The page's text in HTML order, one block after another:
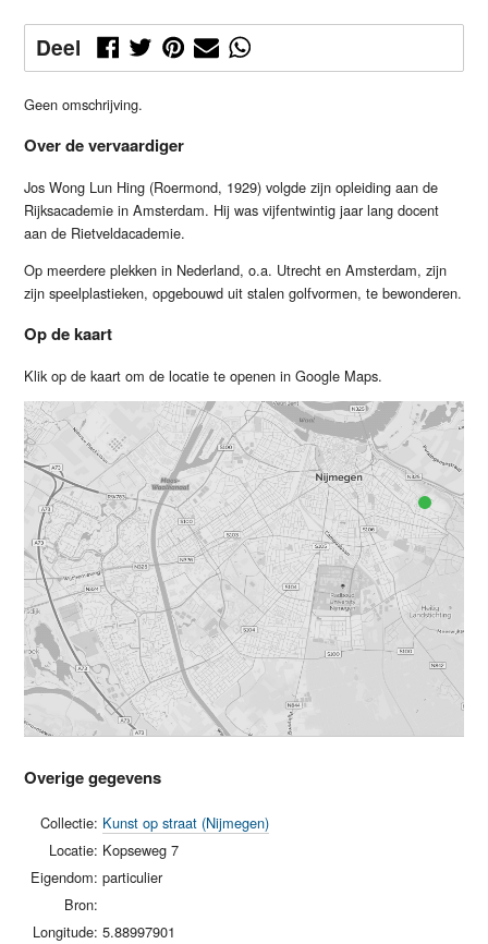
Deel
Geen omschrijving.
Over de vervaardiger
Jos Wong Lun Hing (Roermond, 1929) volgde zijn opleiding aan de
Rijksacademie in Amsterdam. Hij was vijfentwintig jaar lang docent
aan de Rietveldacademie.
Op meerdere plekken in Nederland, o.a. Utrecht en Amsterdam, zijn
zijn speelplastieken, opgebouwd uit stalen golfvormen, te bewonderen.
Op de kaart
Klik op de kaart om de locatie te openen in Google Maps.
Overige gegevens
Collectie: Kunst op straat (Nijmegen)
Locatie: Kopseweg 7
Eigendom: particulier
Bron:
Longitude: 5.88997901